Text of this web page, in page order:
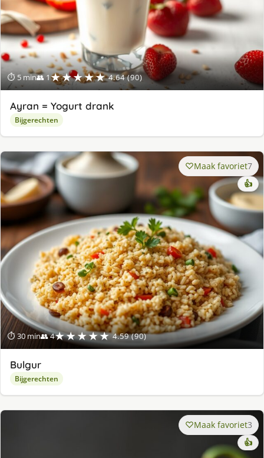
⏱ 5 min👥 1★★★★★ 4.64 (90)
Ayran = Yogurt drank
Bijgerechten
⏱ 30 min👥 4★★★★★ 4.59 (90)
Maak favoriet7
👍
Bulgur
Bijgerechten
Maak favoriet3
👍